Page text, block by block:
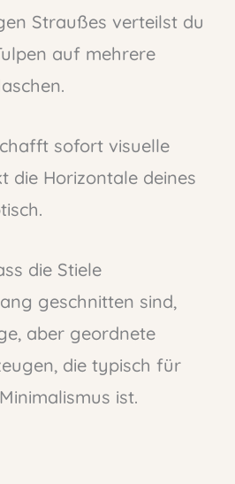
Straußes verteilst du
auf mehrere
sofort visuelle
die Horizontale deines
die Stiele
geschnitten sind,
aber geordnete
die typisch für
ist.